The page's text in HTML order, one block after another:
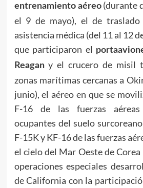
entrenamiento aéreo(durante
el 9 de mayo), el de
asistencia médica (del 11 al 12
que participaron el
Reagany el crucero de misil
zonas marítimas cercanas a
junio), el aéreo en que se
F-16 de las fuerzas aéreas
ocupantes del suelo
F-15K y KF-16 de las fuerzas
el cielo del Mar Oeste de
operaciones especiales
de California con la